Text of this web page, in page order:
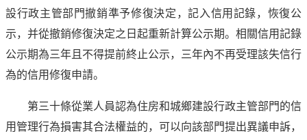
設行政主管部門撤銷準予修復決定，記入信用記錄，恢復公
示，并從撤銷修復決定之日起重新計算公示期。相關信用記錄
公示期為三年且不得提前終止公示，三年內不再受理該失信行
為的信用修復申請。
第三十條從業人員認為住房和城鄉建設行政主管部門的信
用管理行為損害其合法權益的，可以向該部門提出異議申訴，